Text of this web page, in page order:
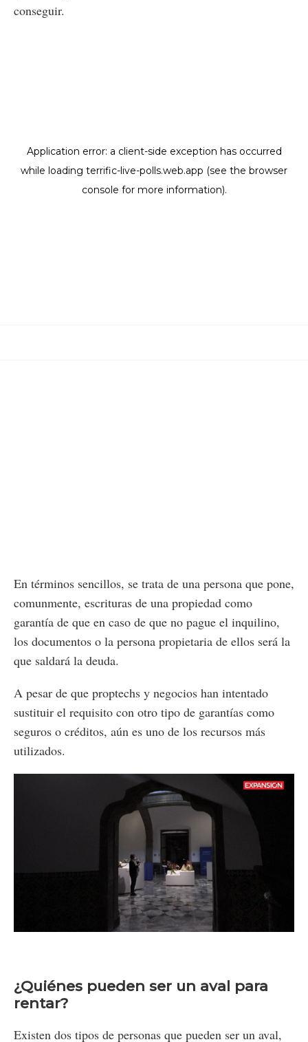
conseguir.
En términos sencillos, se trata de una persona que pone,
comunmente, escrituras de una propiedad como
garantía de que en caso de que no pague el inquilino,
los documentos o la persona propietaria de ellos será la
que saldará la deuda.
A pesar de que proptechs y negocios han intentado
sustituir el requisito con otro tipo de garantías como
seguros o créditos, aún es uno de los recursos más
utilizados.
Loaded:
29.63%
¿Quiénes pueden ser un aval para
rentar?
Existen dos tipos de personas que pueden ser un aval,